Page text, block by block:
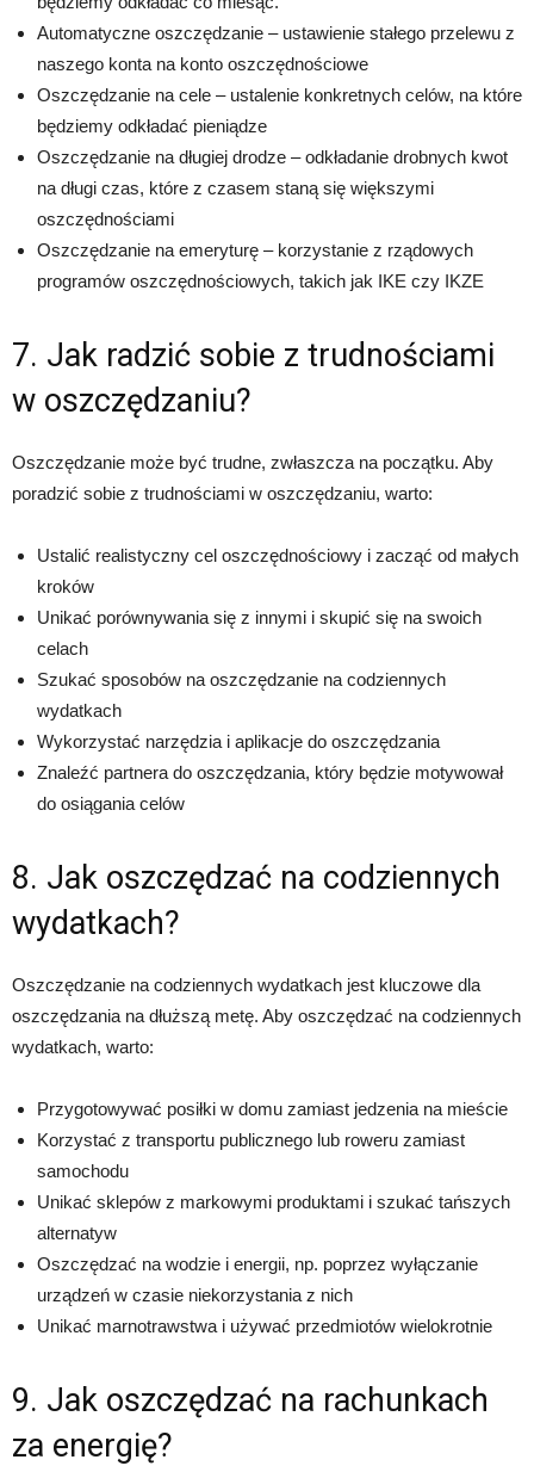
Automatyczne oszczędzanie – ustawienie stałego przelewu z
naszego konta na konto oszczędnościowe
Oszczędzanie na cele – ustalenie konkretnych celów, na które
będziemy odkładać pieniądze
Oszczędzanie na długiej drodze – odkładanie drobnych kwot
na długi czas, które z czasem staną się większymi
oszczędnościami
Oszczędzanie na emeryturę – korzystanie z rządowych
programów oszczędnościowych, takich jak IKE czy IKZE
7. Jak radzić sobie z trudnościami
w oszczędzaniu?
Oszczędzanie może być trudne, zwłaszcza na początku. Aby
poradzić sobie z trudnościami w oszczędzaniu, warto:
Ustalić realistyczny cel oszczędnościowy i zacząć od małych
kroków
Unikać porównywania się z innymi i skupić się na swoich
celach
Szukać sposobów na oszczędzanie na codziennych
wydatkach
Wykorzystać narzędzia i aplikacje do oszczędzania
Znaleźć partnera do oszczędzania, który będzie motywował
do osiągania celów
8. Jak oszczędzać na codziennych
wydatkach?
Oszczędzanie na codziennych wydatkach jest kluczowe dla
oszczędzania na dłuższą metę. Aby oszczędzać na codziennych
wydatkach, warto:
Przygotowywać posiłki w domu zamiast jedzenia na mieście
Korzystać z transportu publicznego lub roweru zamiast
samochodu
Unikać sklepów z markowymi produktami i szukać tańszych
alternatyw
Oszczędzać na wodzie i energii, np. poprzez wyłączanie
urządzeń w czasie niekorzystania z nich
Unikać marnotrawstwa i używać przedmiotów wielokrotnie
9. Jak oszczędzać na rachunkach
za energię?